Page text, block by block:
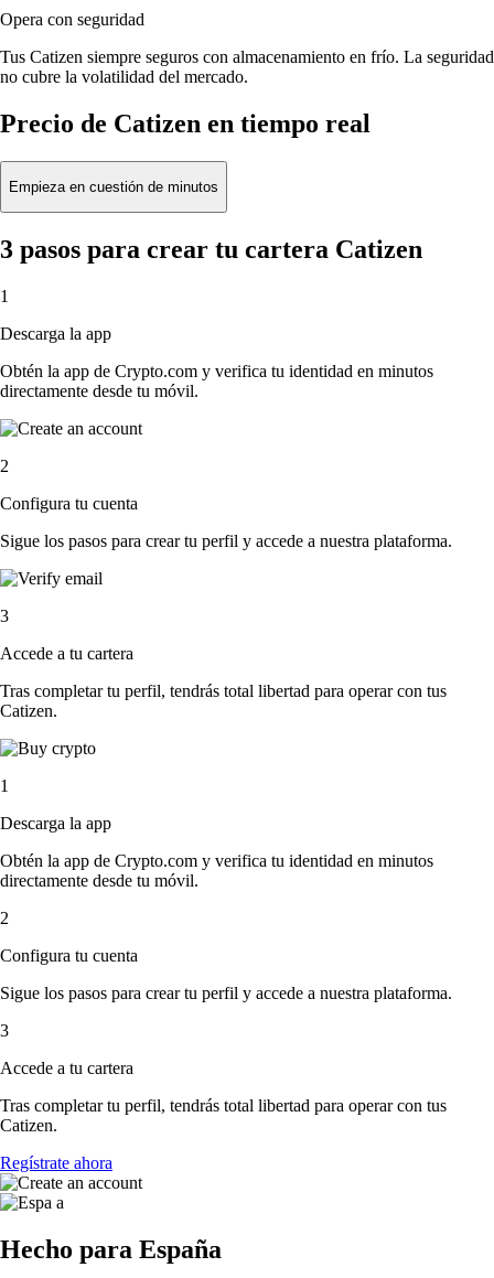
Opera con seguridad
Tus Catizen siempre seguros con almacenamiento en frío. La seguridad
no cubre la volatilidad del mercado.
Precio de Catizen en tiempo real
Empieza en cuestión de minutos
3 pasos para crear tu cartera Catizen
1
Descarga la app
Obtén la app de Crypto.com y verifica tu identidad en minutos
directamente desde tu móvil.
2
Configura tu cuenta
Sigue los pasos para crear tu perfil y accede a nuestra plataforma.
3
Accede a tu cartera
Tras completar tu perfil, tendrás total libertad para operar con tus
Catizen.
1
Descarga la app
Obtén la app de Crypto.com y verifica tu identidad en minutos
directamente desde tu móvil.
2
Configura tu cuenta
Sigue los pasos para crear tu perfil y accede a nuestra plataforma.
3
Accede a tu cartera
Tras completar tu perfil, tendrás total libertad para operar con tus
Catizen.
Regístrate ahora
Hecho para España